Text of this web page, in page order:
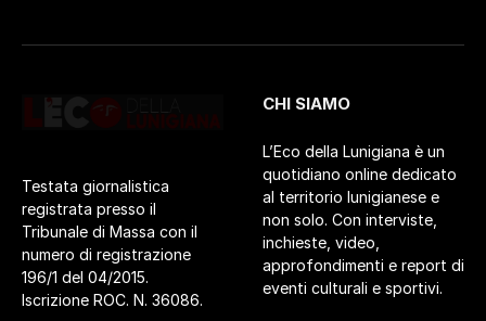
Testata giornalistica
registrata presso il
Tribunale di Massa con il
numero di registrazione
196/1 del 04/2015.
Iscrizione ROC. N. 36086.
CHI SIAMO
L’Eco della Lunigiana è un
quotidiano online dedicato
al territorio lunigianese e
non solo. Con interviste,
inchieste, video,
approfondimenti e report di
eventi culturali e sportivi.